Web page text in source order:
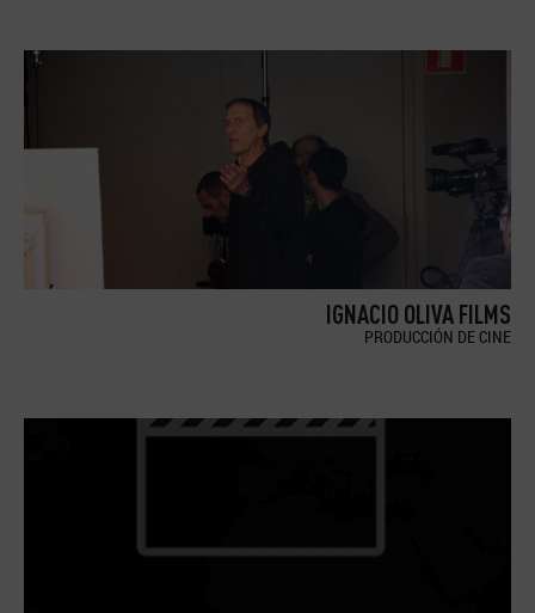
IGNACIO OLIVA FILMS
PRODUCCIÓN DE CINE